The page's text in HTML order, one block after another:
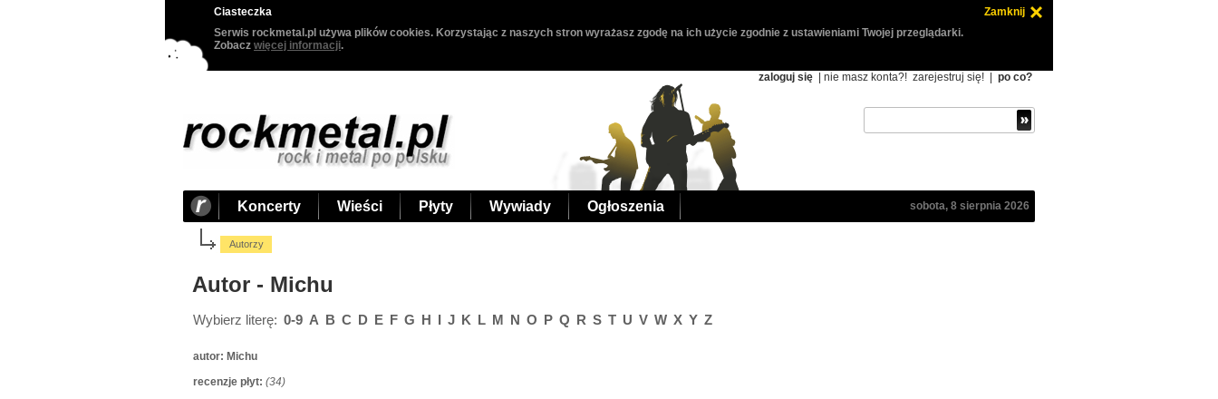
Ciasteczka
Zamknij
Serwis rockmetal.pl używa plików cookies. Korzystając z naszych stron wyrażasz zgodę na ich użycie zgodnie z ustawieniami Twojej przeglądarki.
Zobacz więcej informacji.
zaloguj się | nie masz konta?! zarejestruj się! po co?
Koncerty Wieści Płyty Wywiady Ogłoszenia sobota, 8 sierpnia 2026
Autorzy
Autor - Michu
Wybierz literę: 0-9 A B C D E F G H I J K L M N O P Q R S T U V W X Y Z
autor: Michu
recenzje płyt: (34)